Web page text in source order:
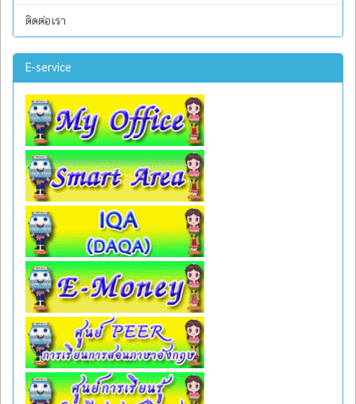
ติดต่อเรา
E-service